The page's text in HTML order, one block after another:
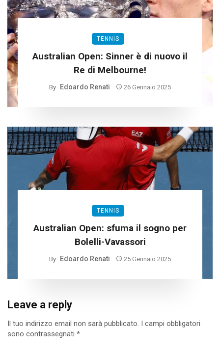
TENNIS
Australian Open: Sinner è di nuovo il
Re di Melbourne!
By Edoardo Renati 26 Gennaio 2025
TENNIS
Australian Open: sfuma il sogno per
Bolelli-Vavassori
By Edoardo Renati 25 Gennaio 2025
Leave a reply
Il tuo indirizzo email non sarà pubblicato. I campi obbligatori
sono contrassegnati *